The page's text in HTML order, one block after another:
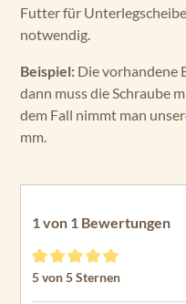
Futter für
notwendig.
Beispiel: Die vorhandene
dann muss die Schraube
dem Fall nimmt man
mm.
1 von 1 Bewertungen
Durchschnittliche
5 von 5 Sternen